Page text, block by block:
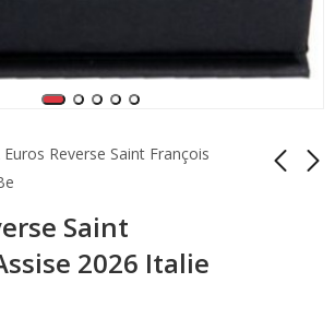
Euros Reverse Saint François
Saint
2026 ItalieSera 2026 Argent
Résurrection Vatican
2025 Argent Be Très